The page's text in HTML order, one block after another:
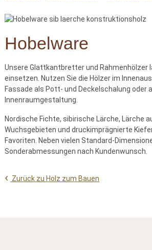
Hobelware
Unsere Glattkantbretter und Rahmenhölzer
einsetzen. Nutzen Sie die Hölzer im
Fassade als Pott- und Deckelschalung oder
Innenraumgestaltung.
Nordische Fichte, sibirische Lärche, Lärche
Wuchsgebieten und druckimprägnierte
Favoriten. Neben vielen Standard-
Sonderabmessungen nach Kundenwunsch.
Zurück zu Holz zum Bauen